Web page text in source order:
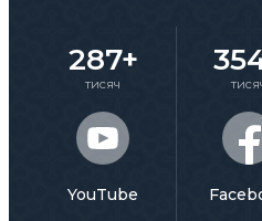
287+
тисяч
YouTube